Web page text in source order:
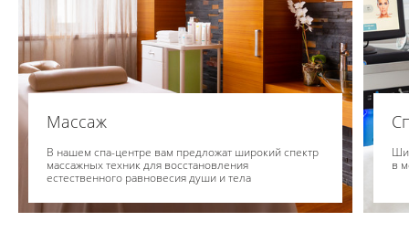
Массаж
В нашем спа-центре вам предложат широкий спектр
массажных техник для восстановления
естественного равновесия души и тела
в